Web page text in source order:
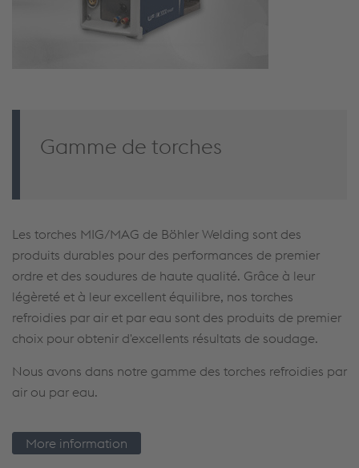
Gamme de torches
Les torches MIG/MAG de Böhler Welding sont des
produits durables pour des performances de premier
ordre et des soudures de haute qualité. Grâce à leur
légèreté et à leur excellent équilibre, nos torches
refroidies par air et par eau sont des produits de premier
choix pour obtenir d'excellents résultats de soudage.
Nous avons dans notre gamme des torches refroidies par
air ou par eau.
More information